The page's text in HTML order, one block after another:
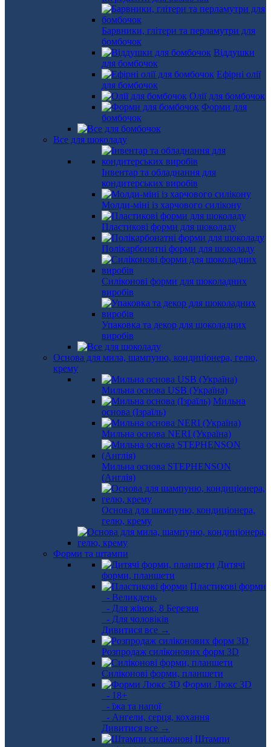
Барвники, глітери та перламутри для
бомбочок
Віддушки
для бомбочок
Ефірні олії
для бомбочок
Олії для бомбочок
Форми для
бомбочок
Все для шоколаду
Інвентар та обладнання для
кондитерських виробів
Молди-міні із харчового силікону
Пластикові форми для шоколаду
Полікарбонатні форми для шоколаду
Силіконові форми для шоколадних
виробів
Упаковка та декор для шоколадних
виробів
Основа для мила, шампуню, кондиціонера, гелю,
крему
Мильна основа USB (Україна)
Мильна
основа (Ізраїль)
Мильна основа NERI (Україна)
Мильна основа STEPHENSON
(Англія)
Основа для шампуню, кондиціонера,
гелю, крему
Форми та штампи
Дитячі
форми, планшети
Пластикові форми
- Великдень
- Для жінок, 8 Березня
- Для чоловіків
Дивитися все →
Розпродаж силіконових форм 3D
Силіконові форми, планшети
Форми Люкс 3D
- 18+
- їжа та напої
- Ангели, серця, кохання
Дивитися все →
Штампи